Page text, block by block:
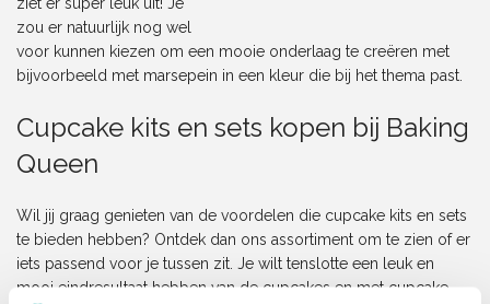
zou er natuurlijk nog wel
voor kunnen kiezen om een mooie onderlaag te creëren met
bijvoorbeeld met marsepein in een kleur die bij het thema past.
Cupcake kits en sets kopen bij Baking
Queen
Wil jij graag genieten van de voordelen die cupcake kits en sets
te bieden hebben? Ontdek dan ons assortiment om te zien of er
iets passend voor je tussen zit. Je wilt tenslotte een leuk en
mooi eindresultaat hebben van de cupcakes en met cupcake